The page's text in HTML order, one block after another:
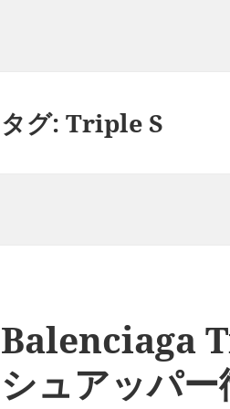
タグ:Triple S
Balenciaga
シュアッパ